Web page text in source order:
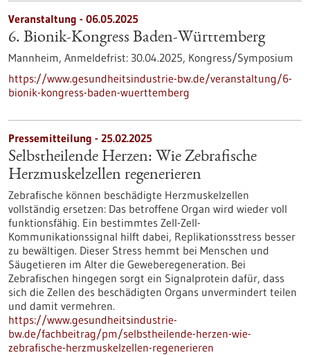
Veranstaltung - 06.05.2025
6. Bionik-Kongress Baden-Württemberg
Mannheim, Anmeldefrist: 30.04.2025, Kongress/Symposium
https://www.gesundheitsindustrie-bw.de/veranstaltung/6-
bionik-kongress-baden-wuerttemberg
Pressemitteilung - 25.02.2025
Selbstheilende Herzen: Wie Zebrafische
Herzmuskelzellen regenerieren
Zebrafische können beschädigte Herzmuskelzellen
vollständig ersetzen: Das betroffene Organ wird wieder voll
funktionsfähig. Ein bestimmtes Zell-Zell-
Kommunikationssignal hilft dabei, Replikationsstress besser
zu bewältigen. Dieser Stress hemmt bei Menschen und
Säugetieren im Alter die Geweberegeneration. Bei
Zebrafischen hingegen sorgt ein Signalprotein dafür, dass
sich die Zellen des beschädigten Organs unvermindert teilen
und damit vermehren.
https://www.gesundheitsindustrie-
bw.de/fachbeitrag/pm/selbstheilende-herzen-wie-
zebrafische-herzmuskelzellen-regenerieren